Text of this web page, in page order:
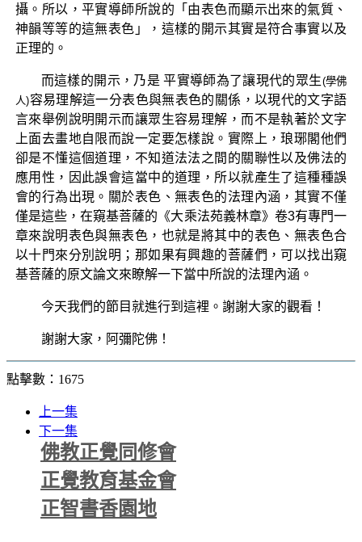
攝。所以，平實導師所說的「由表色而顯示出來的氣質、
神韻等等的這無表色」，這樣的開示其實是符合事實以及
正理的。
而這樣的開示，乃是 平實導師為了讓現代的眾生(學佛
人)容易理解這一分表色與無表色的關係，以現代的文字語
言來舉例說明開示而讓眾生容易理解，而不是執著於文字
上面去畫地自限而說一定要怎樣說。實際上，琅琊閣他們
卻是不懂這個道理，不知道法法之間的關聯性以及佛法的
應用性，因此誤會這當中的道理，所以就產生了這種種誤
會的行為出現。關於表色、無表色的法理內涵，其實不僅
僅是這些，在窺基菩薩的《大乘法苑義林章》卷3有專門一
章來說明表色與無表色，也就是將其中的表色、無表色合
以十門來分別說明；那如果有興趣的菩薩們，可以找出窺
基菩薩的原文論文來瞭解一下當中所說的法理內涵。
今天我們的節目就進行到這裡。謝謝大家的觀看！
謝謝大家，阿彌陀佛！
點擊數：1675
上一集
下一集
佛教正覺同修會
正覺教育基金會
正智書香園地